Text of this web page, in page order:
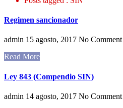
Regimen sancionador
admin 15 agosto, 2017 No Comment
Read More
Ley 843 (Compendio SIN)
admin 14 agosto, 2017 No Comment